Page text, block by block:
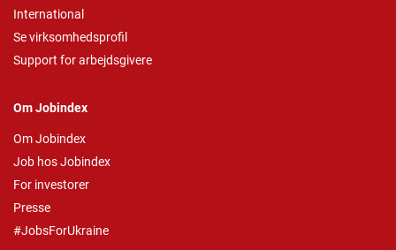
International
Se virksomhedsprofil
Support for arbejdsgivere
Om Jobindex
Om Jobindex
Job hos Jobindex
For investorer
Presse
#JobsForUkraine